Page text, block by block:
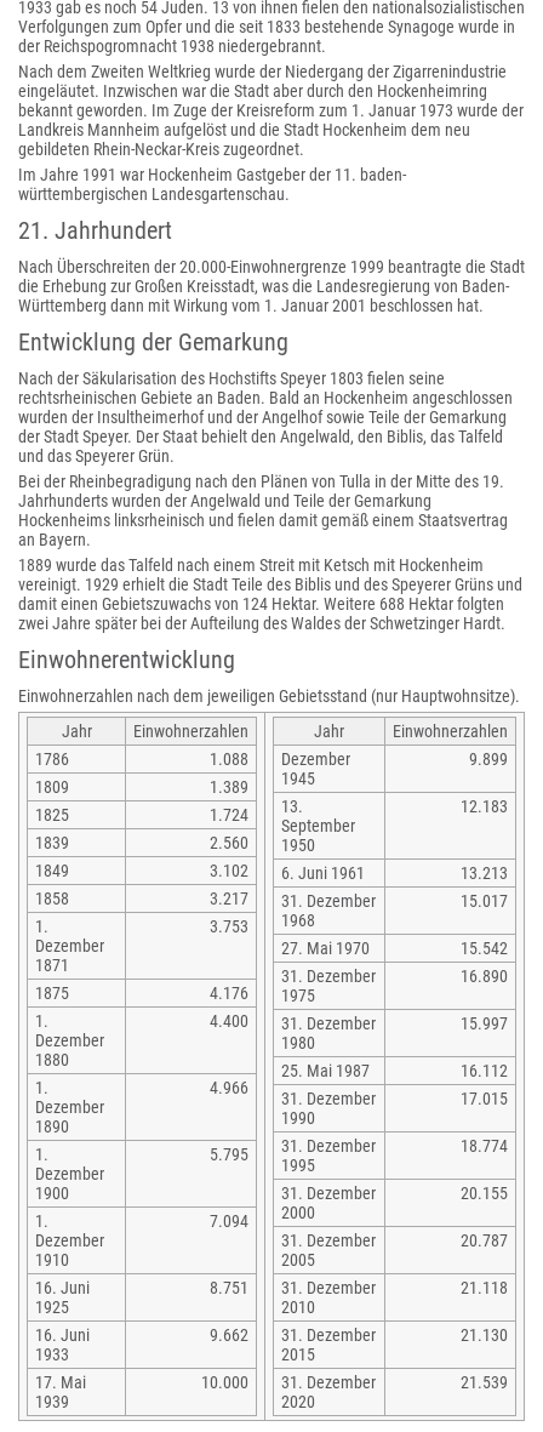
1933 gab es noch 54 Juden. 13 von ihnen fielen den nationalsozialistischen
Verfolgungen zum Opfer und die seit 1833 bestehende Synagoge wurde in
der Reichspogromnacht 1938 niedergebrannt.
Nach dem Zweiten Weltkrieg wurde der Niedergang der Zigarrenindustrie
eingeläutet. Inzwischen war die Stadt aber durch den Hockenheimring
bekannt geworden. Im Zuge der Kreisreform zum 1. Januar 1973 wurde der
Landkreis Mannheim aufgelöst und die Stadt Hockenheim dem neu
gebildeten Rhein-Neckar-Kreis zugeordnet.
Im Jahre 1991 war Hockenheim Gastgeber der 11. baden-
württembergischen Landesgartenschau.
21. Jahrhundert
Nach Überschreiten der 20.000-Einwohnergrenze 1999 beantragte die Stadt
die Erhebung zur Großen Kreisstadt, was die Landesregierung von Baden-
Württemberg dann mit Wirkung vom 1. Januar 2001 beschlossen hat.
Entwicklung der Gemarkung
Nach der Säkularisation des Hochstifts Speyer 1803 fielen seine
rechtsrheinischen Gebiete an Baden. Bald an Hockenheim angeschlossen
wurden der Insultheimerhof und der Angelhof sowie Teile der Gemarkung
der Stadt Speyer. Der Staat behielt den Angelwald, den Biblis, das Talfeld
und das Speyerer Grün.
Bei der Rheinbegradigung nach den Plänen von Tulla in der Mitte des 19.
Jahrhunderts wurden der Angelwald und Teile der Gemarkung
Hockenheims linksrheinisch und fielen damit gemäß einem Staatsvertrag
an Bayern.
1889 wurde das Talfeld nach einem Streit mit Ketsch mit Hockenheim
vereinigt. 1929 erhielt die Stadt Teile des Biblis und des Speyerer Grüns und
damit einen Gebietszuwachs von 124 Hektar. Weitere 688 Hektar folgten
zwei Jahre später bei der Aufteilung des Waldes der Schwetzinger Hardt.
Einwohnerentwicklung
Einwohnerzahlen nach dem jeweiligen Gebietsstand (nur Hauptwohnsitze).
Jahr
Einwohnerzahlen
1786
1.088
1809
1.389
1825
1.724
1839
2.560
1849
3.102
1858
3.217
1.
Dezember
1871
3.753
1875
4.176
1.
Dezember
1880
4.400
1.
Dezember
1890
4.966
1.
Dezember
1900
5.795
1.
Dezember
1910
7.094
16. Juni
1925
8.751
16. Juni
1933
9.662
17. Mai
1939
10.000
Jahr
Einwohnerzahlen
Dezember
1945
9.899
13.
September
1950
12.183
6. Juni 1961
13.213
31. Dezember
1968
15.017
27. Mai 1970
15.542
31. Dezember
1975
16.890
31. Dezember
1980
15.997
25. Mai 1987
16.112
31. Dezember
1990
17.015
31. Dezember
1995
18.774
31. Dezember
2000
20.155
31. Dezember
2005
20.787
31. Dezember
2010
21.118
31. Dezember
2015
21.130
31. Dezember
2020
21.539